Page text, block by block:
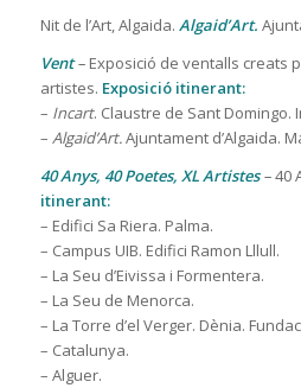
Nit de l’Art, Algaida. Algaid’Art.
Vent– Exposició de ventalls creats
artistes. Exposició itinerant:
– Incart. Claustre de Sant Domingo.
– Algaid’Art.Ajuntament d’Algaida.
40 Anys, 40 Poetes, XL Artistes–40
itinerant:
– Edifici Sa Riera. Palma.
– Campus UIB. Edifici Ramon Lllull.
– La Seu d’Eivissa i Formentera.
– La Seu de Menorca.
– La Torre d’el Verger. Dènia.
– Catalunya.
– Alguer.